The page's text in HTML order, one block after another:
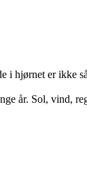
i hjørnet er ikke
år. Sol, vind,